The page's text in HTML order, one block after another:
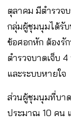
ตุลาคม มีตำรวจ
กลุ่มผู้ชุมนุมได้รับ
ข้อศอกหัก ต้องรั
ตำรวจบาดเจ็บ
และระบบหายใจ
ส่วนผู้ชุมนุมที่บาด
ประมาณ 10 คน